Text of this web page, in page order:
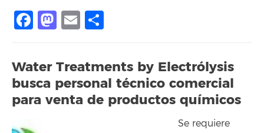
Facebook
Mastodon
Email
Water Treatments by Electrólysis
busca personal técnico comercial
para venta de productos químicos
Se requiere